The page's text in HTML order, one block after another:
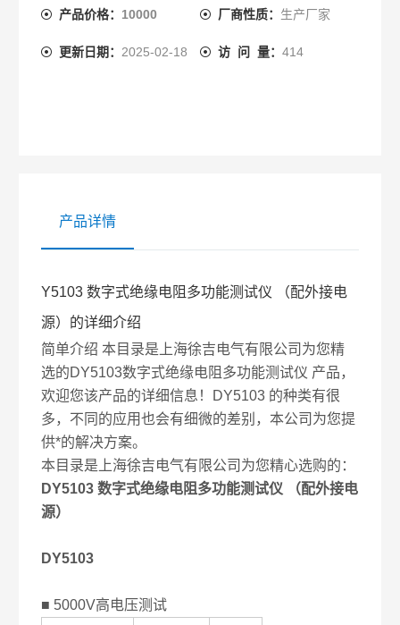
产品价格： 10000 厂商性质： 生产厂家
更新日期： 2025-02-18 访 问 量： 414
产品详情
Y5103 数字式绝缘电阻多功能测试仪 （配外接电
源）的详细介绍
简单介绍 本目录是上海徐吉电气有限公司为您精
选的DY5103数字式绝缘电阻多功能测试仪 产品，
欢迎您该产品的详细信息！DY5103 的种类有很
多，不同的应用也会有细微的差别，本公司为您提
供*的解决方案。
本目录是上海徐吉电气有限公司为您精心选购的：
DY5103 数字式绝缘电阻多功能测试仪 （配外接电
源）
DY5103
■ 5000V高电压测试